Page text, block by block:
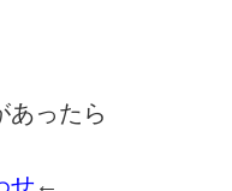
あったら
せ←